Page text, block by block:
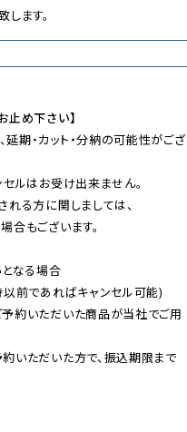
ます。
止め下さい】
期・カット・分納の可能性がござ
ルはお受け出来ません。
れる方に関しましては、
合もございます。
なる場合
前であればキャンセル可能)
約いただいた商品が当社でご用
いただいた方で、振込期限まで